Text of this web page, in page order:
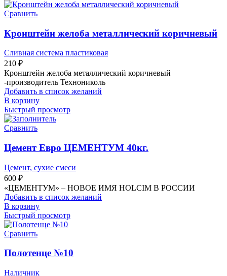
Сравнить
Кронштейн желоба металлический коричневый
Сливная система пластиковая
210 ₽
Кронштейн желоба металлический коричневый
-производитель Технониколь
Добавить в список желаний
В корзину
Быстрый просмотр
Сравнить
Цемент Евро ЦЕМЕНТУМ 40кг.
Цемент, сухие смеси
600 ₽
«ЦЕМЕНТУМ» – НОВОЕ ИМЯ HOLCIM В РОССИИ
Добавить в список желаний
В корзину
Быстрый просмотр
Сравнить
Полотенце №10
Наличник